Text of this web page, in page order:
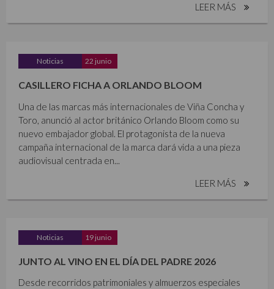
LEER MÁS
Noticias 22 junio
CASILLERO FICHA A ORLANDO BLOOM
Una de las marcas más internacionales de Viña Concha y
Toro, anunció al actor británico Orlando Bloom como su
nuevo embajador global. El protagonista de la nueva
campaña internacional de la marca dará vida a una pieza
audiovisual centrada en...
LEER MÁS
Noticias 19 junio
JUNTO AL VINO EN EL DÍA DEL PADRE 2026
Desde recorridos patrimoniales y almuerzos especiales